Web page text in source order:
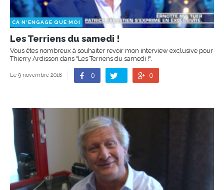
CA N'ENGAGE QUE MOI
Les Terriens du samedi !
Vous êtes nombreux à souhaiter revoir mon interview exclusive pour
Thierry Ardisson dans "Les Terriens du samedi !".
Le 9 novembre 2018 0 0